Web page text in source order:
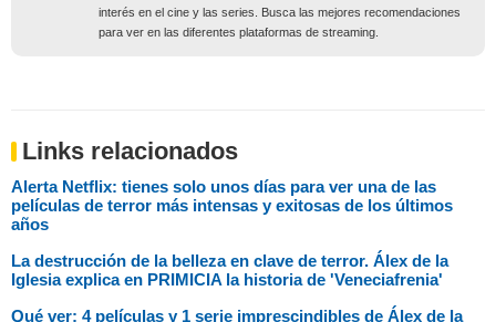
interés en el cine y las series. Busca las mejores recomendaciones
para ver en las diferentes plataformas de streaming.
Links relacionados
Alerta Netflix: tienes solo unos días para ver una de las
películas de terror más intensas y exitosas de los últimos
años
La destrucción de la belleza en clave de terror. Álex de la
Iglesia explica en PRIMICIA la historia de 'Veneciafrenia'
Qué ver: 4 películas y 1 serie imprescindibles de Álex de la